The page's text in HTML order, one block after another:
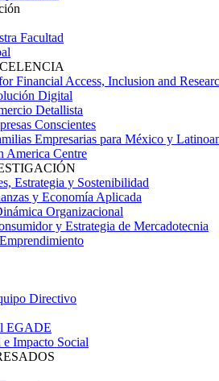
Facultad
Financial Access, Inclusion and
Digital
Detallista
Conscientes
Empresarias para México y
America Centre
Estrategia y Sostenibilidad
y Economía Aplicada
Organizacional
y Estrategia de Mercadotecnia
Directivo
EGADE
e Impacto Social